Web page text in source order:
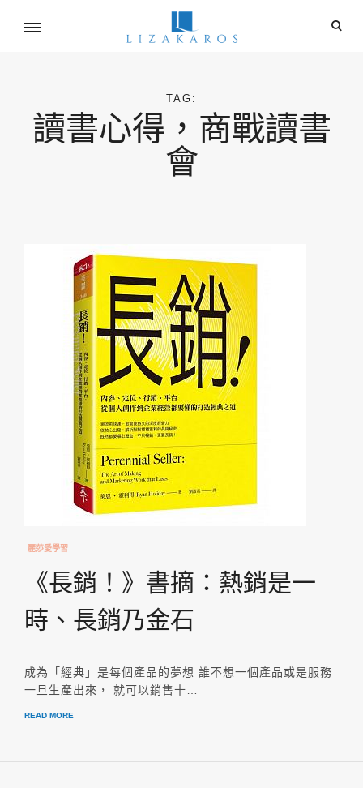
open
TAG:
讀書心得，商戰讀書
會
麗莎愛學習
《長銷！》書摘：熱銷是一
時、長銷乃金石
成為「經典」是每個產品的夢想 誰不想一個產品或是服務
一旦生產出來， 就可以銷售十…
READ MORE